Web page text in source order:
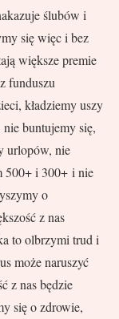
ślubów i
się więc i bez
większe premie
funduszu
kładziemy uszy
nie buntujemy się,
urlopów, nie
500+ i 300+ i nie
o
z nas
to olbrzymi trud i
może naruszyć
z nas będzie
się o zdrowie,